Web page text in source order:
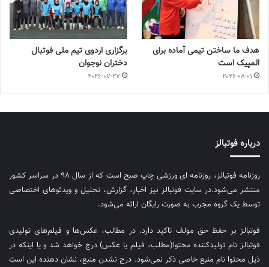
هدف ما ساختن تیمی آماده برای
المپیک است
2026-08-01
برگزاری اردوی تیم ملی فوتبال
دختران نوجوان
2026-07-27
درباره فوتبالز
روزنامه فوتبالز، روزنامه ای ورزشی چاپ صبح است که از سال ۹۸ در سراسر کشور
منتشر می‌شود.در سایت فوتبالز نیز اخبار، گزارش، تحلیل و ویدئوهای اختصاصی
توسط یک گروه مجرب به صورت رایگان ارائه می‌شود.
فوتبالز بر حفظ حق مولف تاکید دارد. در مطالب، عکس‌ها و فیلم‌های تولیدی
فوتبالز نام تولیدکننده محتوا(مطلب، فیلم یا عکس) درج خواهد شد و یا اینکه در
ذیل محتوا نام منبع خاصی ذکر نمی‌‎شود. درج نشدن منبع، نشان دهنده این است